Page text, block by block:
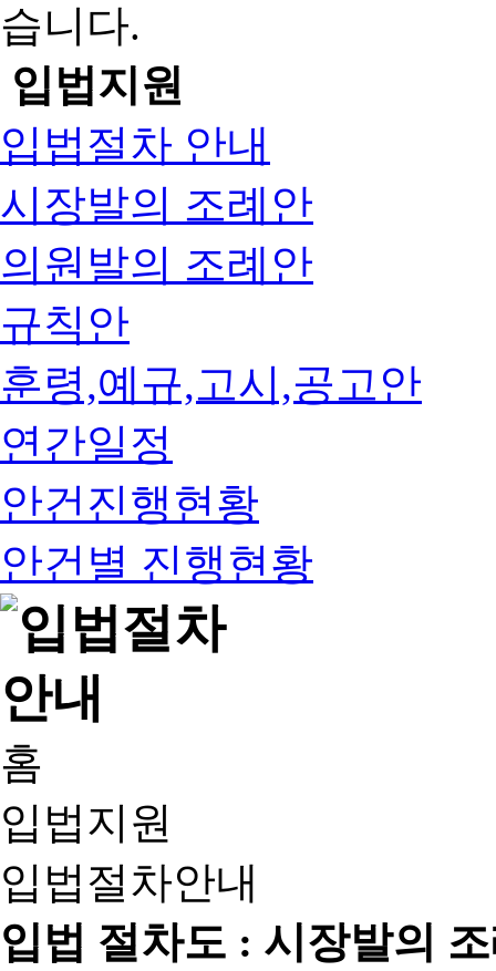
습니다.
입법지원
입법절차 안내
시장발의 조례안
의원발의 조례안
규칙안
훈령,예규,고시,공고안
연간일정
안건진행현황
안건별 진행현황
홈
입법지원
입법절차안내
입법 절차도 : 시장발의